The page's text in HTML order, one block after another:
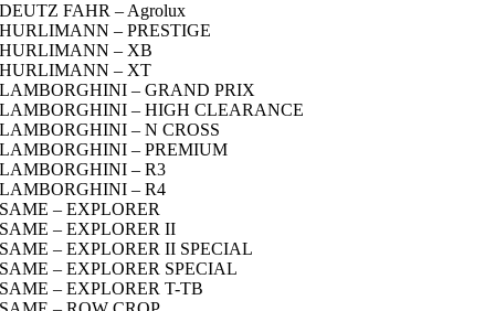
DEUTZ FAHR – Agrolux
HURLIMANN – PRESTIGE
HURLIMANN – XB
HURLIMANN – XT
LAMBORGHINI – GRAND PRIX
LAMBORGHINI – HIGH CLEARANCE
LAMBORGHINI – N CROSS
LAMBORGHINI – PREMIUM
LAMBORGHINI – R3
LAMBORGHINI – R4
SAME – EXPLORER
SAME – EXPLORER II
SAME – EXPLORER II SPECIAL
SAME – EXPLORER SPECIAL
SAME – EXPLORER T-TB